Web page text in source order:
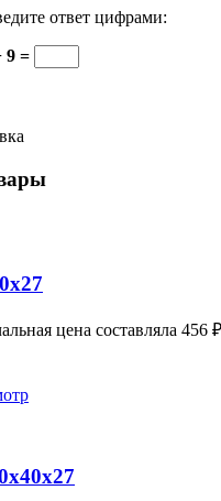
ответ цифрами:
9 =
цена составляла 456